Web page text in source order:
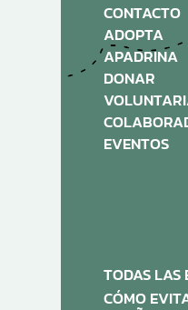
CONTACTO
ADOPTA
APADRINA
DONAR
EVENTOS
TODAS LAS
CÓMO